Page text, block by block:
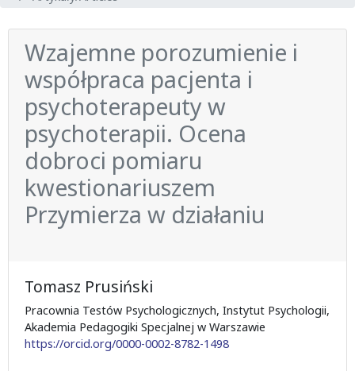
Wzajemne porozumienie i
współpraca pacjenta i
psychoterapeuty w
psychoterapii. Ocena
dobroci pomiaru
kwestionariuszem
Przymierza w działaniu
Tomasz Prusiński
Pracownia Testów Psychologicznych, Instytut Psychologii,
Akademia Pedagogiki Specjalnej w Warszawie
https://orcid.org/0000-0002-8782-1498